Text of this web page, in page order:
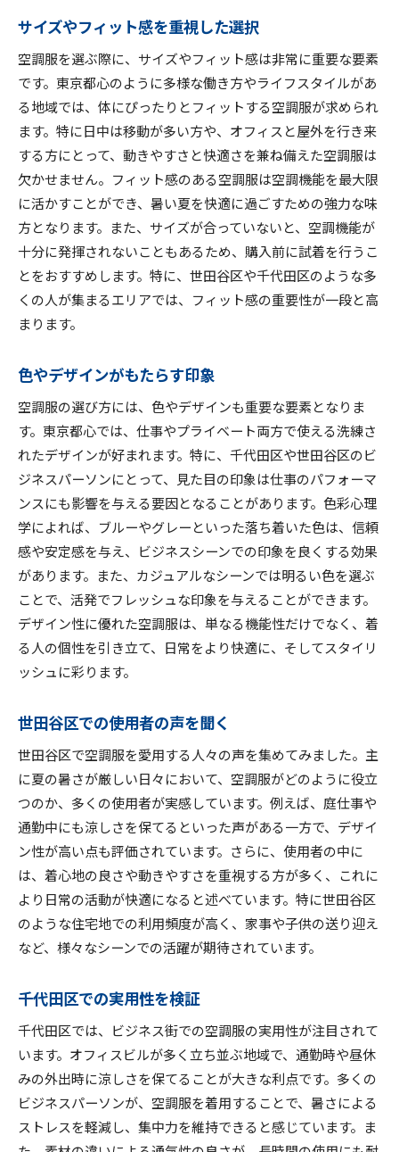
購入前に確認すべきポイント
長時間の着用でも疲れない理由
多機能がもたらす快適性の向上
季節を問わない活用術
オフィスワーカーの救世主
世田谷区での生活改善事例
千代田区での快適生活の実現
東京都の空調服事情世田谷区と千代田区での使用感
レビュー
地域ごとの使用感の違い
世田谷区での使用例と評価
千代田区での使用例と評価
長く使える空調服の選び方
空調服で快適に過ごす東京都心の夏おすすめアイテ
ムを紹介
今夏おすすめの最新アイテム
人気ブランドの新作紹介
世田谷区で人気のアイテムランキング
千代田区で話題のアイテム紹介
用途に合わせた空調服の選び方
購入の際の注意点とポイント
世田谷区と千代田区で快適な暮らしを実現する空調
地域性を考慮した最適な選び方
長持ちする空調服の選定基準
デザインと機能の両立を目指す
世田谷区での購入者の声
千代田区での選び方のコツ
購入後のメンテナンス法
サイズやフィット感を重視した選択
空調服を選ぶ際に、サイズやフィット感は非常に重要な要素
です。東京都心のように多様な働き方やライフスタイルがあ
る地域では、体にぴったりとフィットする空調服が求められ
ます。特に日中は移動が多い方や、オフィスと屋外を行き来
する方にとって、動きやすさと快適さを兼ね備えた空調服は
欠かせません。フィット感のある空調服は空調機能を最大限
に活かすことができ、暑い夏を快適に過ごすための強力な味
方となります。また、サイズが合っていないと、空調機能が
十分に発揮されないこともあるため、購入前に試着を行うこ
とをおすすめします。特に、世田谷区や千代田区のような多
くの人が集まるエリアでは、フィット感の重要性が一段と高
まります。
色やデザインがもたらす印象
空調服の選び方には、色やデザインも重要な要素となりま
す。東京都心では、仕事やプライベート両方で使える洗練さ
れたデザインが好まれます。特に、千代田区や世田谷区のビ
ジネスパーソンにとって、見た目の印象は仕事のパフォーマ
ンスにも影響を与える要因となることがあります。色彩心理
学によれば、ブルーやグレーといった落ち着いた色は、信頼
感や安定感を与え、ビジネスシーンでの印象を良くする効果
があります。また、カジュアルなシーンでは明るい色を選ぶ
ことで、活発でフレッシュな印象を与えることができます。
デザイン性に優れた空調服は、単なる機能性だけでなく、着
る人の個性を引き立て、日常をより快適に、そしてスタイリ
ッシュに彩ります。
世田谷区での使用者の声を聞く
世田谷区で空調服を愛用する人々の声を集めてみました。主
に夏の暑さが厳しい日々において、空調服がどのように役立
つのか、多くの使用者が実感しています。例えば、庭仕事や
通勤中にも涼しさを保てるといった声がある一方で、デザイ
ン性が高い点も評価されています。さらに、使用者の中に
は、着心地の良さや動きやすさを重視する方が多く、これに
より日常の活動が快適になると述べています。特に世田谷区
のような住宅地での利用頻度が高く、家事や子供の送り迎え
など、様々なシーンでの活躍が期待されています。
千代田区での実用性を検証
千代田区では、ビジネス街での空調服の実用性が注目されて
います。オフィスビルが多く立ち並ぶ地域で、通勤時や昼休
みの外出時に涼しさを保てることが大きな利点です。多くの
ビジネスパーソンが、空調服を着用することで、暑さによる
ストレスを軽減し、集中力を維持できると感じています。ま